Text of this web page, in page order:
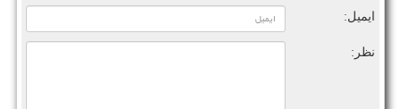
ایمیل:
نظر: